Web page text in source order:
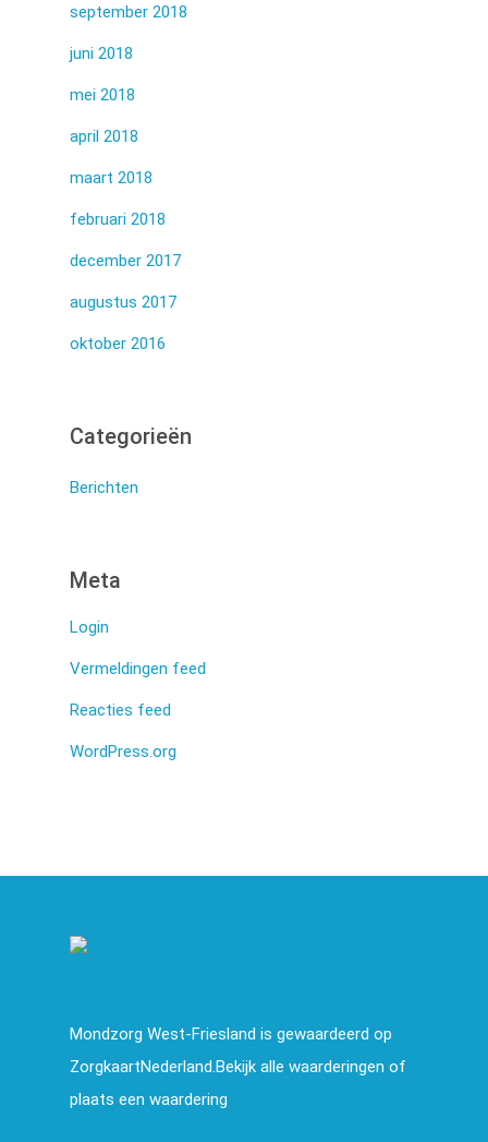
september 2018
juni 2018
mei 2018
april 2018
maart 2018
februari 2018
december 2017
augustus 2017
oktober 2016
Categorieën
Berichten
Meta
Login
Vermeldingen feed
Reacties feed
WordPress.org
Mondzorg West-Friesland is gewaardeerd op
ZorgkaartNederland.Bekijk alle waarderingen of
plaats een waardering